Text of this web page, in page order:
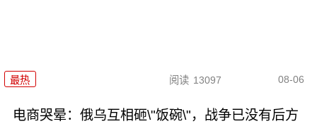
最热 阅读 13097 08-06
电商哭晕：俄乌互相砸\"饭碗\"，战争已没有后方